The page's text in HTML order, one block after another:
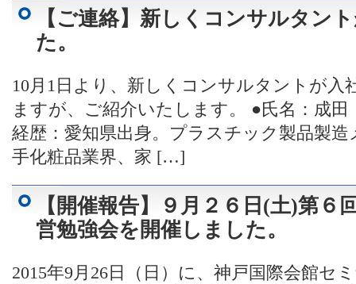
【ご連絡】新しくコンサルタン
た。
10月1日より、新しくコンサルタントが
ますが、ご紹介いたします。 ●氏名：
経歴：愛知県出身。プラスチック製品製
手化粧品業界、家 […]
【開催報告】９月２６日(土)第６
営勉強会を開催しました。
2015年9月26日（日）に、神戸国際会館セ